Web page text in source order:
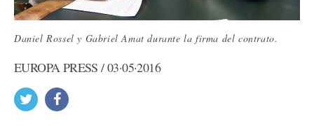
Daniel Rossel y Gabriel Amat durante la firma del contrato.
EUROPA PRESS / 03·05·2016